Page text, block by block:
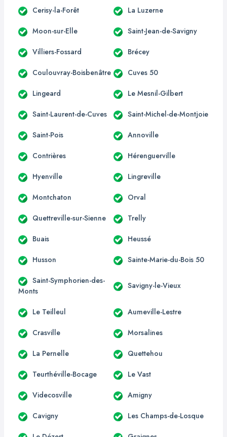
Cerisy-la-Forêt La Luzerne
Moon-sur-Elle Saint-Jean-de-Savigny
Villiers-Fossard Brécey
Coulouvray-Boisbenâtre Cuves 50
Lingeard Le Mesnil-Gilbert
Saint-Laurent-de-Cuves Saint-Michel-de-Montjoie
Saint-Pois Annoville
Contrières Hérenguerville
Hyenville Lingreville
Montchaton Orval
Quettreville-sur-Sienne Trelly
Buais Heussé
Husson Sainte-Marie-du-Bois 50
Saint-Symphorien-des-
Monts
Savigny-le-Vieux
Le Teilleul Aumeville-Lestre
Crasville Morsalines
La Pernelle Quettehou
Teurthéville-Bocage Le Vast
Videcosville Amigny
Cavigny Les Champs-de-Losque